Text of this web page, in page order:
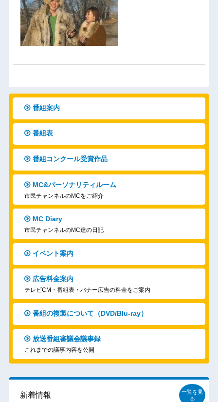
番組案内
番組表
番組コンクール受賞作品
MC&パーソナリティルーム
市民チャンネルのMCをご紹介
MC Diary
市民チャンネルのMC達の日記
イベント案内
広告料金案内
テレビCM・番組表・バナー広告の料金をご案内
番組の複製について（DVD/Blu-ray）
放送番組審議会議事録
これまでの議事内容を公開
新着情報
一覧を見
る